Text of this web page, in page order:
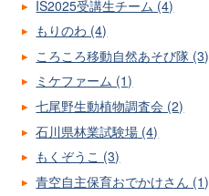
IS2025受講生チーム (4)
もりのわ (4)
ころころ移動自然あそび隊 (3)
ミケファーム (1)
七尾野生動植物調査会 (2)
石川県林業試験場 (4)
もくぞうこ (3)
青空自主保育おでかけさん (1)